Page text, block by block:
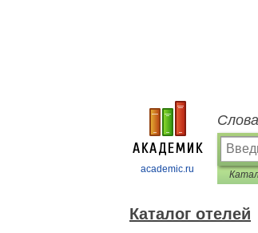
academic.ru
Каталог отелей